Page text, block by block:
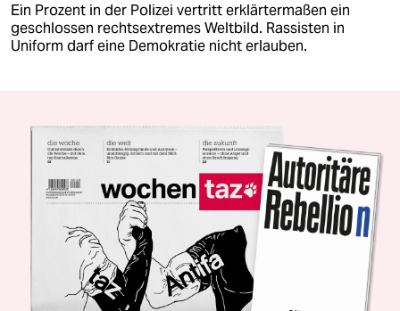
Ein Prozent in der Polizei vertritt erklärtermaßen ein
geschlossen rechtsextremes Weltbild. Rassisten in
Uniform darf eine Demokratie nicht erlauben.